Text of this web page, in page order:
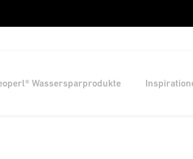
Wassersparprodukte